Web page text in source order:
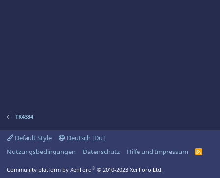
TK4334
Default Style
Deutsch [Du]
Nutzungsbedingungen
Datenschutz Hilfe und Impressum
R
Community platform by XenForo® © 2010-2023 XenForo Ltd.